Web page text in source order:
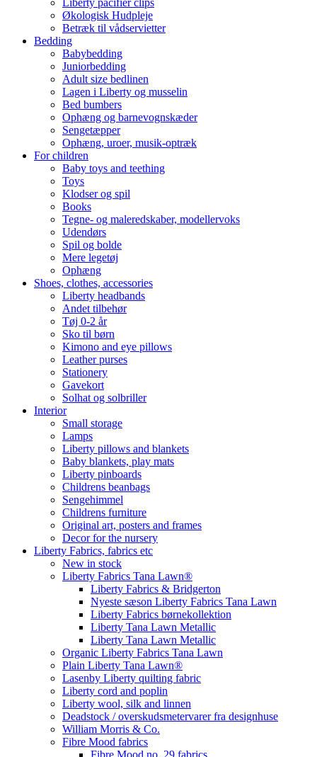
Liberty pacifier clips
Økologisk Hudpleje
Betræk til vådservietter
Bedding
Babybedding
Juniorbedding
Adult size bedlinen
Lagen i Liberty og musselin
Bed bumbers
Ophæng og barnevognskæder
Sengetæpper
Ophæng, uroer, musik-optræk
For children
Baby toys and teething
Toys
Klodser og spil
Books
Tegne- og maleredskaber, modellervoks
Udendørs
Spil og bolde
Mere legetøj
Ophæng
Shoes, clothes, accessories
Liberty headbands
Andet tilbehør
Tøj 0-2 år
Sko til børn
Kimono and eye pillows
Leather purses
Stationery
Gavekort
Solhat og solbriller
Interior
Small storage
Lamps
Liberty pillows and blankets
Baby blankets, play mats
Liberty pinboards
Childrens beanbags
Sengehimmel
Childrens furniture
Original art, posters and frames
Decor for the nursery
Liberty Fabrics, fabrics etc
New in stock
Liberty Fabrics Tana Lawn®
Liberty Fabrics & Bridgerton
Nyeste sæson Liberty Fabrics Tana Lawn
Liberty Fabrics børnekollektion
Liberty Tana Lawn Metallic
Liberty Tana Lawn Metallic
Organic Liberty Fabrics Tana Lawn
Plain Liberty Tana Lawn®
Lasenby Liberty quilting fabric
Liberty cord and poplin
Liberty wool, silk and linnen
Deadstock / overskudsmetervarer fra designhuse
William Morris & Co.
Fibre Mood fabrics
Fibre Mood no. 29 fabrics